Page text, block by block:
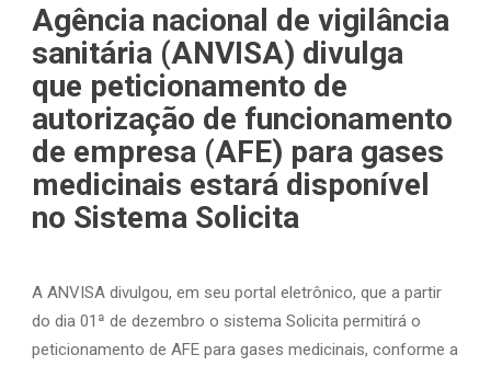
Agência nacional de vigilância
sanitária (ANVISA) divulga
que peticionamento de
autorização de funcionamento
de empresa (AFE) para gases
medicinais estará disponível
no Sistema Solicita
A ANVISA divulgou, em seu portal eletrônico, que a partir
do dia 01ª de dezembro o sistema Solicita permitirá o
peticionamento de AFE para gases medicinais, conforme a